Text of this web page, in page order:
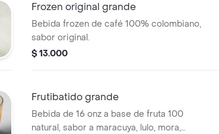
Frozen original grande
Bebida frozen de café 100% colombiano,
sabor original.
$ 13.000
Frutibatido grande
Bebida de 16 onz a base de fruta 100
natural, sabor a maracuya, lulo, mora,